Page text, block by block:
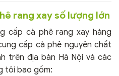
rang xay số lượng lớn
cấp cà phê rang xay hàng
cấp cà phê nguyên chất
trên địa bàn Hà Nội và các
tôi bao gồm: